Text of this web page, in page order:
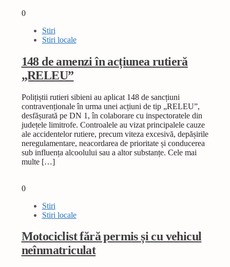
0
Stiri
Stiri locale
148 de amenzi în acțiunea rutieră
„RELEU”
Polițiștii rutieri sibieni au aplicat 148 de sancțiuni
contravenționale în urma unei acțiuni de tip „RELEU”,
desfășurată pe DN 1, în colaborare cu inspectoratele din
județele limitrofe. Controalele au vizat principalele cauze
ale accidentelor rutiere, precum viteza excesivă, depășirile
neregulamentare, neacordarea de prioritate și conducerea
sub influența alcoolului sau a altor substanțe. Cele mai
multe […]
0
Stiri
Stiri locale
Motociclist fără permis și cu vehicul
neînmatriculat